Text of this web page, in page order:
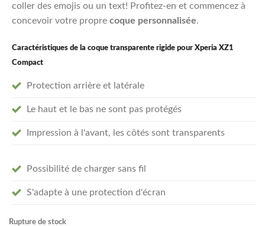
coller des emojis ou un text! Profitez-en et commencez à
concevoir votre propre coque personnalisée.
Caractéristiques de la coque transparente rigide pour Xperia XZ1
Compact
Protection arrière et latérale
Le haut et le bas ne sont pas protégés
Impression à l'avant, les côtés sont transparents
Possibilité de charger sans fil
S'adapte à une protection d'écran
Rupture de stock